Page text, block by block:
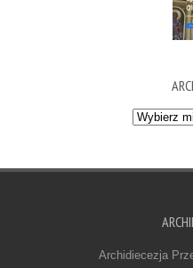
Archiwum
Archidiecezja